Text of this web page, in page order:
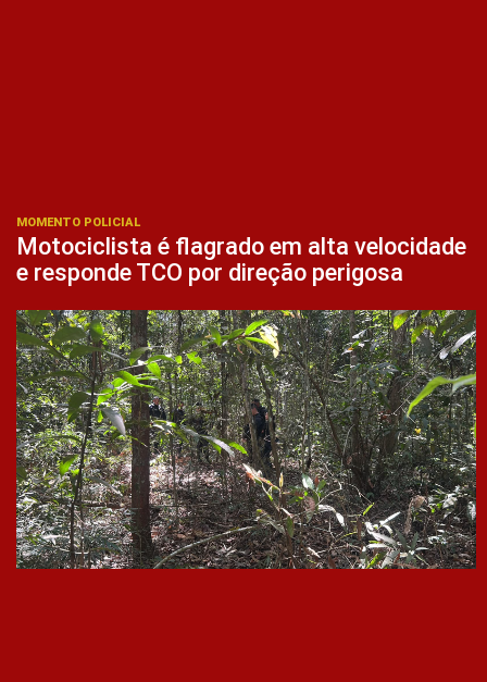
MOMENTO POLICIAL
Motociclista é flagrado em alta velocidade
e responde TCO por direção perigosa